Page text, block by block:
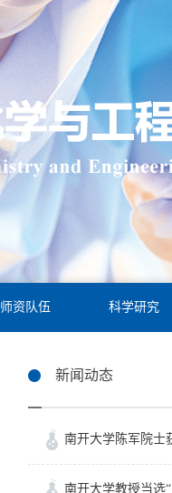
师资队伍 科学研究
新闻动态
南开大学陈军院士
南开大学教授当选